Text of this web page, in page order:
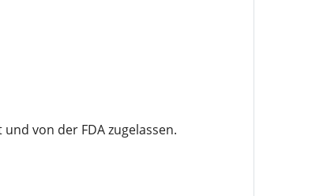
von der FDA zugelassen.